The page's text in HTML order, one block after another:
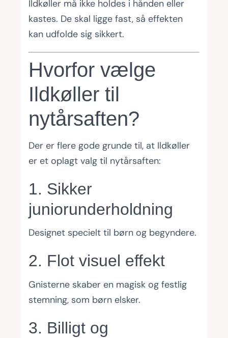
Ildkøller må ikke holdes i hånden eller
kastes. De skal ligge fast, så effekten
kan udfolde sig sikkert.
Hvorfor vælge
Ildkøller til
nytårsaften?
Der er flere gode grunde til, at Ildkøller
er et oplagt valg til nytårsaften:
1. Sikker
juniorunderholdning
Designet specielt til børn og begyndere.
2. Flot visuel effekt
Gnisterne skaber en magisk og festlig
stemning, som børn elsker.
3. Billigt og